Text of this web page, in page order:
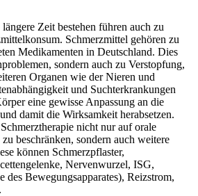
Zeit bestehen führen auch zu
Schmerzmittel gehören zu
Medikamenten in Deutschland. Dies
sondern auch zu Verstopfung,
Organen wie der Nieren und
und Suchterkrankungen
eine gewisse Anpassung an die
damit die Wirksamkeit herabsetzen.
nicht nur auf orale
beschränken, sondern auch weitere
können Schmerzpflaster,
Nervenwurzel, ISG,
des Bewegungsapparates), Reizstrom,